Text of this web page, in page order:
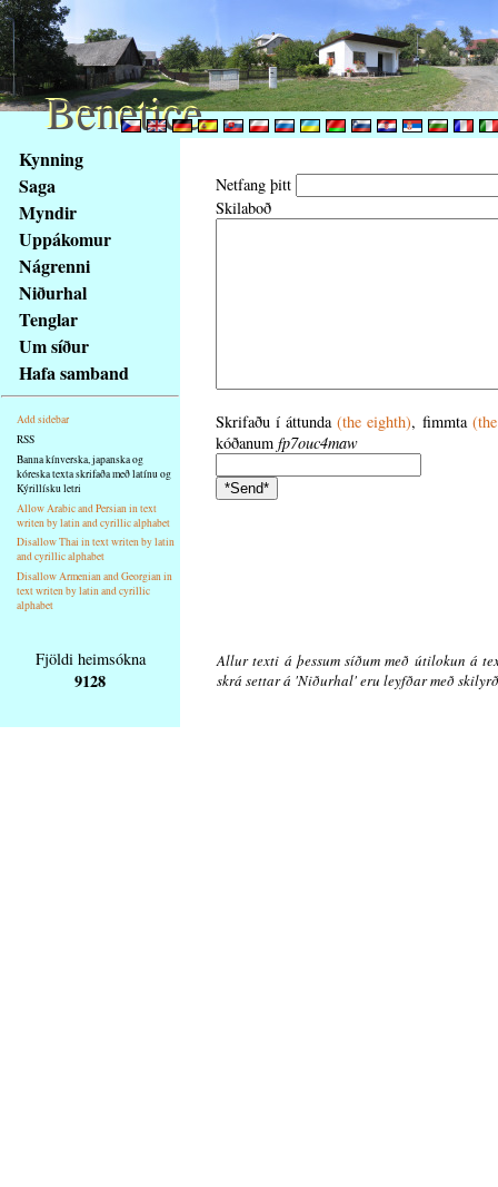
obsah
stránky
Klávesové
zkratky
tomto
webu
základní
Hlavní
strana
Kynning
Saga
Myndir
Uppákomur
Nágrenni
Niðurhal
Tenglar
Um síður
Hafa samband
Add sidebar
RSS
Banna kínverska, japanska og
kóreska texta skrifaða með latínu og
Kýrillísku letri
Allow Arabic and Persian in text
writen by latin and cyrillic alphabet
Disallow Thai in text writen by latin
and cyrillic alphabet
Disallow Armenian and Georgian in
text writen by latin and cyrillic
alphabet
Netfang þitt
Skilaboð
Skrifaðu í áttunda(the eighth), fimmta
kóðanum fp7ouc4maw
Fjöldi heimsókna
9128
Allur texti á þessum síðum með útilokun á
skrá settar á 'Niðurhal' eru leyfðar með
Benetice
Benetice